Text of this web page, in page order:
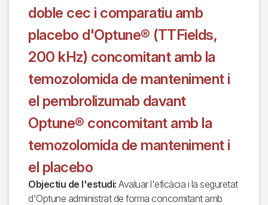
doble cec i comparatiu amb
placebo d'Optune® (TTFields,
200 kHz) concomitant amb la
temozolomida de manteniment i
el pembrolizumab davant
Optune® concomitant amb la
temozolomida de manteniment i
el placebo
Objectiu de l'estudi: Avaluar l'eficàcia i la seguretat
d'Optune administrat de forma concomitant amb